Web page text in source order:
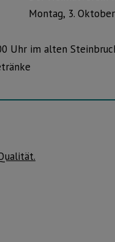
Montag, 3.
Uhr im alten